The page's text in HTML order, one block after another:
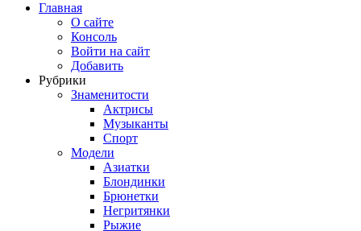
Главная
О сайте
Консоль
Войти на сайт
Добавить
Рубрики
Знаменитости
Актрисы
Музыканты
Спорт
Модели
Азиатки
Блондинки
Брюнетки
Негритянки
Рыжие